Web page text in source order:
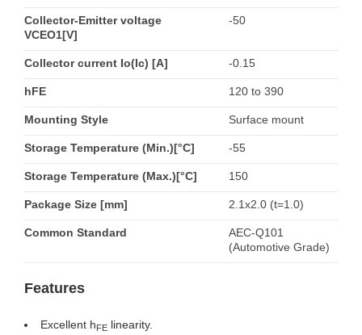
Collector-Emitter voltage
VCEO1[V]
-50
Collector current Io(Ic) [A] -0.15
hFE 120 to 390
Mounting Style Surface mount
Storage Temperature (Min.)[°C] -55
Storage Temperature (Max.)[°C] 150
Package Size [mm] 2.1x2.0 (t=1.0)
Common Standard
AEC-Q101
(Automotive Grade)
Features
Excellent hFE linearity.